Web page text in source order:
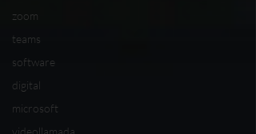
zoom
teams
software
digital
microsoft
videollamada